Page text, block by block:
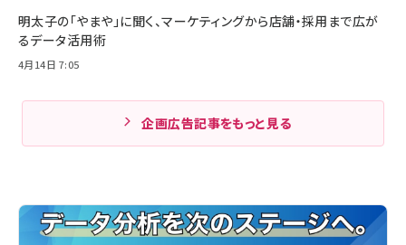
明太子の「やまや」に聞く、マーケティングから店舗・採用まで広が
るデータ活用術
4月14日 7:05
企画広告記事をもっと見る